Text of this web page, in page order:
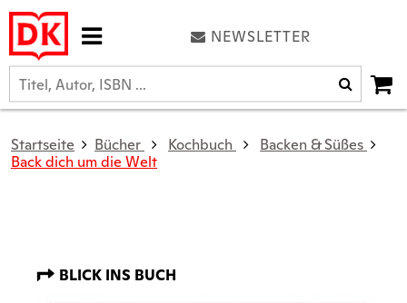
NEWSLETTER
Startseite Bücher Kochbuch
Backen & Süßes
Back dich um die Welt
BLICK INS BUCH